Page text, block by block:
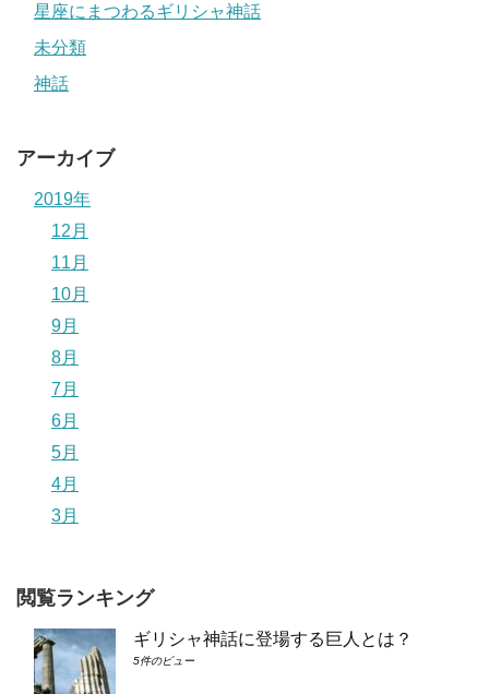
星座にまつわるギリシャ神話
未分類
神話
アーカイブ
2019年
12月
11月
10月
9月
8月
7月
6月
5月
4月
3月
閲覧ランキング
ギリシャ神話に登場する巨人とは？
5件のビュー